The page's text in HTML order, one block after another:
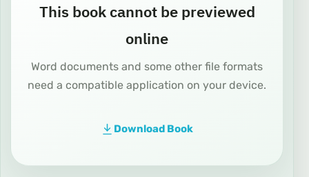
This book cannot be previewed
online
Word documents and some other file formats
need a compatible application on your device.
Download Book